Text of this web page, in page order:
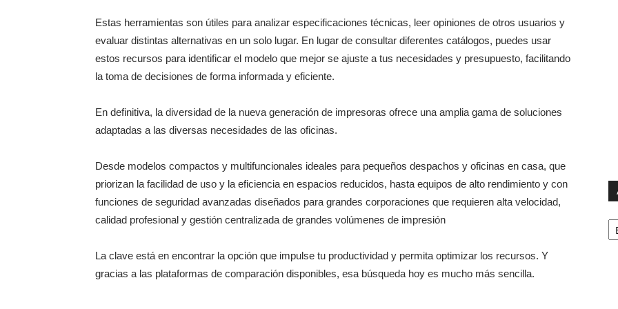
Estas herramientas son útiles para analizar especificaciones técnicas, leer opiniones de otros usuarios y
evaluar distintas alternativas en un solo lugar. En lugar de consultar diferentes catálogos, puedes usar
estos recursos para identificar el modelo que mejor se ajuste a tus necesidades y presupuesto, facilitando
la toma de decisiones de forma informada y eficiente.
En definitiva, la diversidad de la nueva generación de impresoras ofrece una amplia gama de soluciones
adaptadas a las diversas necesidades de las oficinas.
Desde modelos compactos y multifuncionales ideales para pequeños despachos y oficinas en casa, que
priorizan la facilidad de uso y la eficiencia en espacios reducidos, hasta equipos de alto rendimiento y con
funciones de seguridad avanzadas diseñados para grandes corporaciones que requieren alta velocidad,
calidad profesional y gestión centralizada de grandes volúmenes de impresión
La clave está en encontrar la opción que impulse tu productividad y permita optimizar los recursos. Y
gracias a las plataformas de comparación disponibles, esa búsqueda hoy es mucho más sencilla.